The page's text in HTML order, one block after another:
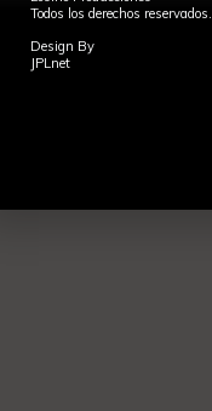
Todos los derechos reservados.
Design By
JPLnet